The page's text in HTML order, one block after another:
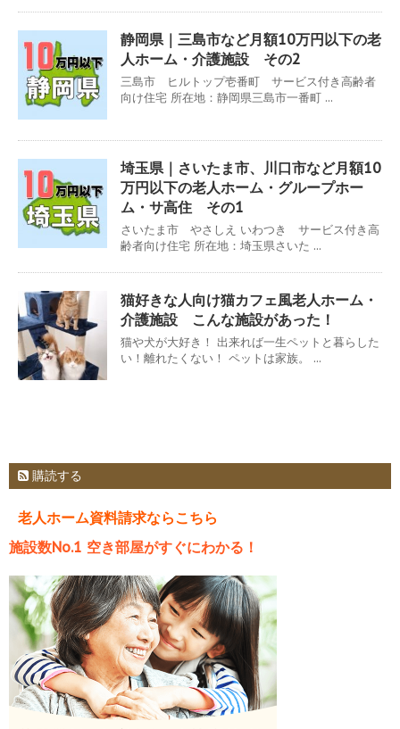
静岡県｜三島市など月額10万円以下の老
人ホーム・介護施設 その2
三島市 ヒルトップ壱番町 サービス付き高齢者
向け住宅 所在地：静岡県三島市一番町 ...
埼玉県｜さいたま市、川口市など月額10
万円以下の老人ホーム・グループホー
ム・サ高住 その1
さいたま市 やさしえ いわつき サービス付き高
齢者向け住宅 所在地：埼玉県さいた ...
猫好きな人向け猫カフェ風老人ホーム・
介護施設 こんな施設があった！
猫や犬が大好き！ 出来れば一生ペットと暮らした
い！離れたくない！ ペットは家族。 ...
購読する
老人ホーム資料請求ならこちら
施設数No.1 空き部屋がすぐにわかる！